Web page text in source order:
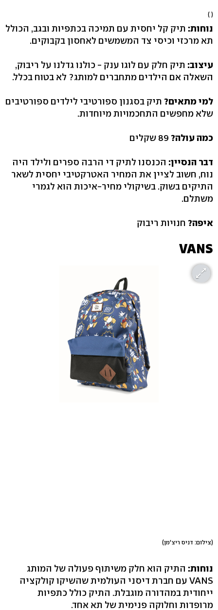
( )
נוחות: תיק קל יחסית עם תמיכה בכתפיות ובגב, הכולל
תא מרכזי וכיסי צד המשמשים לאחסון בקבוקים.
עיצוב: תיק חלק עם לוגו ענק - כולנו גדלנו על ריבוק,
השאלה אם הילדים מתחברים למותג? לא בטוח בכלל.
למי מתאים? תיק בסגנון ספורטיבי לילדים ספורטיבים
שלא מחפשים התחכמויות מיוחדות.
כמה עולה?
דבר הנסיין: הכנסנו לתיק די הרבה ספרים ולילד היה
נוח, חשוב לציין את המחיר האטרקטיבי יחסית לשאר
התיקים בשוק. בשיקולי מחיר-איכות הוא לגמרי
משתלם.
איפה? חנויות ריבוק
VANS
(צילום: דניס ריצ'מן)
נוחות: התיק הוא חלק משיתוף פעולה של המותג
VANS עם חברת דיסני העולמית שהשיקו קולקציה
ייחודית במהדורה מוגבלת. התיק כולל כתפיות
מרופדות וחלוקה פנימית של תא אחד.